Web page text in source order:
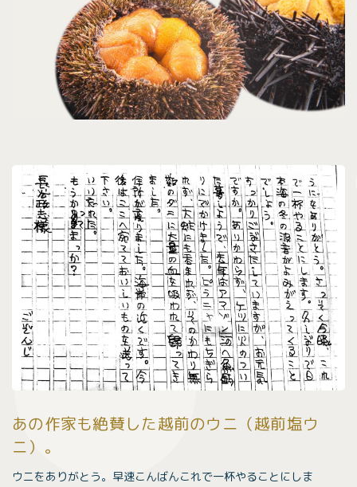
あの作家も絶賛した越前のウニ（越前塩ウ
ニ）。
ウニをありがとう。早速こんばんこれで一杯やることにしま